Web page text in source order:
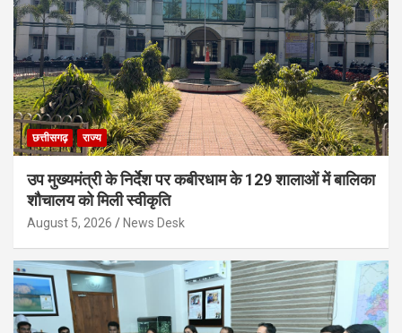
छत्तीसगढ़ राज्य
उप मुख्यमंत्री के निर्देश पर कबीरधाम के 129 शालाओं में बालिका
शौचालय को मिली स्वीकृति
August 5, 2026 News Desk